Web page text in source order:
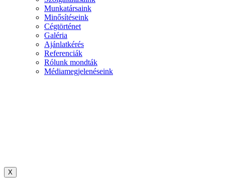
Munkatársaink
Minősítéseink
Cégtörténet
Galéria
Ajánlatkérés
Referenciák
Rólunk mondták
Médiamegjelenéseink
X